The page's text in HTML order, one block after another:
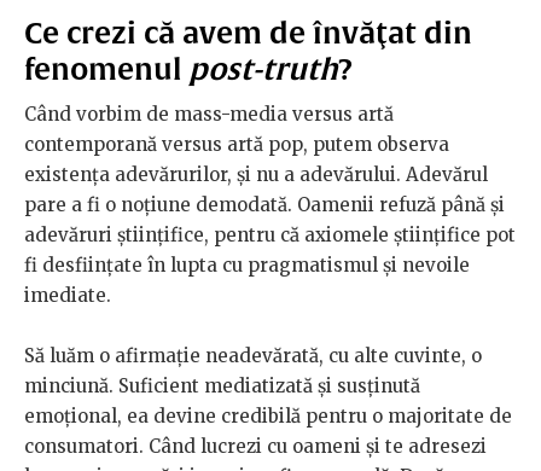
Ce crezi că avem de învăţat din
fenomenul post-truth?
Când vorbim de mass-media versus artă
contemporană versus artă pop, putem observa
existenţa adevărurilor, şi nu a adevărului. Adevărul
pare a fi o noţiune demodată. Oamenii refuză până şi
adevăruri ştiinţifice, pentru că axiomele ştiinţifice pot
fi desfiinţate în lupta cu pragmatismul şi nevoile
imediate.
Să luăm o afirmaţie neadevărată, cu alte cuvinte, o
minciună. Suficient mediatizată şi susţinută
emoţional, ea devine credibilă pentru o majoritate de
consumatori. Când lucrezi cu oameni şi te adresezi